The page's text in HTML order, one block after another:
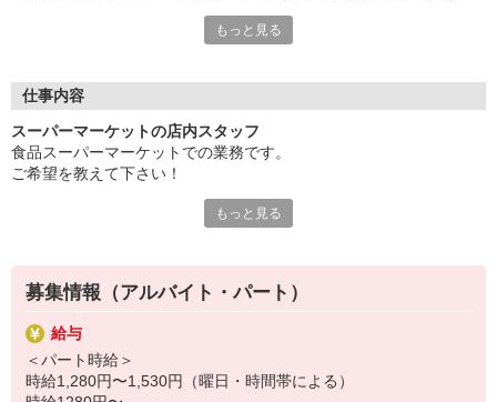
毎日暑いこの季節も、ヤオコーなら冷暖房完備の店内勤務だから
ます♪
「夏でも快適な環境で働きたい」
そんな方にもピッタリのお仕事です！
勤務時間や日数は相談OK。短時間勤務や扶養内勤務も可能なの
で、お子様の送迎や学校行事、家庭の予定に合わせて無理なく働
帰でも安心です。
パートスタッフの平均勤続年数は7.2年！働きやすい環境だから
こそ、多くのスタッフが長く活躍しています。
ヤオコーのおすすめポイント
■短時間勤務OK・扶養内勤務OK
もっと見る
仕事内容
スーパーマーケットの店内スタッフ
食品スーパーマーケットでの業務です。
ご希望を教えて下さい！
『ヤオコー ジモコロ』で検索ください♪
https://www.e-aidem.com/ch/jimocoro/entry/miku29
もっと見る
募集情報（アルバイト・パート）
給与
＜パート時給＞
時給1,280円〜1,530円（曜日・時間帯による）